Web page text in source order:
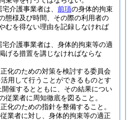
介護事業者は、 前項の身体的拘束
態様及び時間、その際の利用者の
むを得ない理由を記録しなければ
介護事業者は、身体的拘束等の適
げる措置を講じなければならな
化のための対策を検討する委員会
用して行うことができるものとす
催するとともに、その結果につい
従業者に周知徹底を図ること。
化のための指針を整備すること。
業者に対し、身体的拘束等の適正